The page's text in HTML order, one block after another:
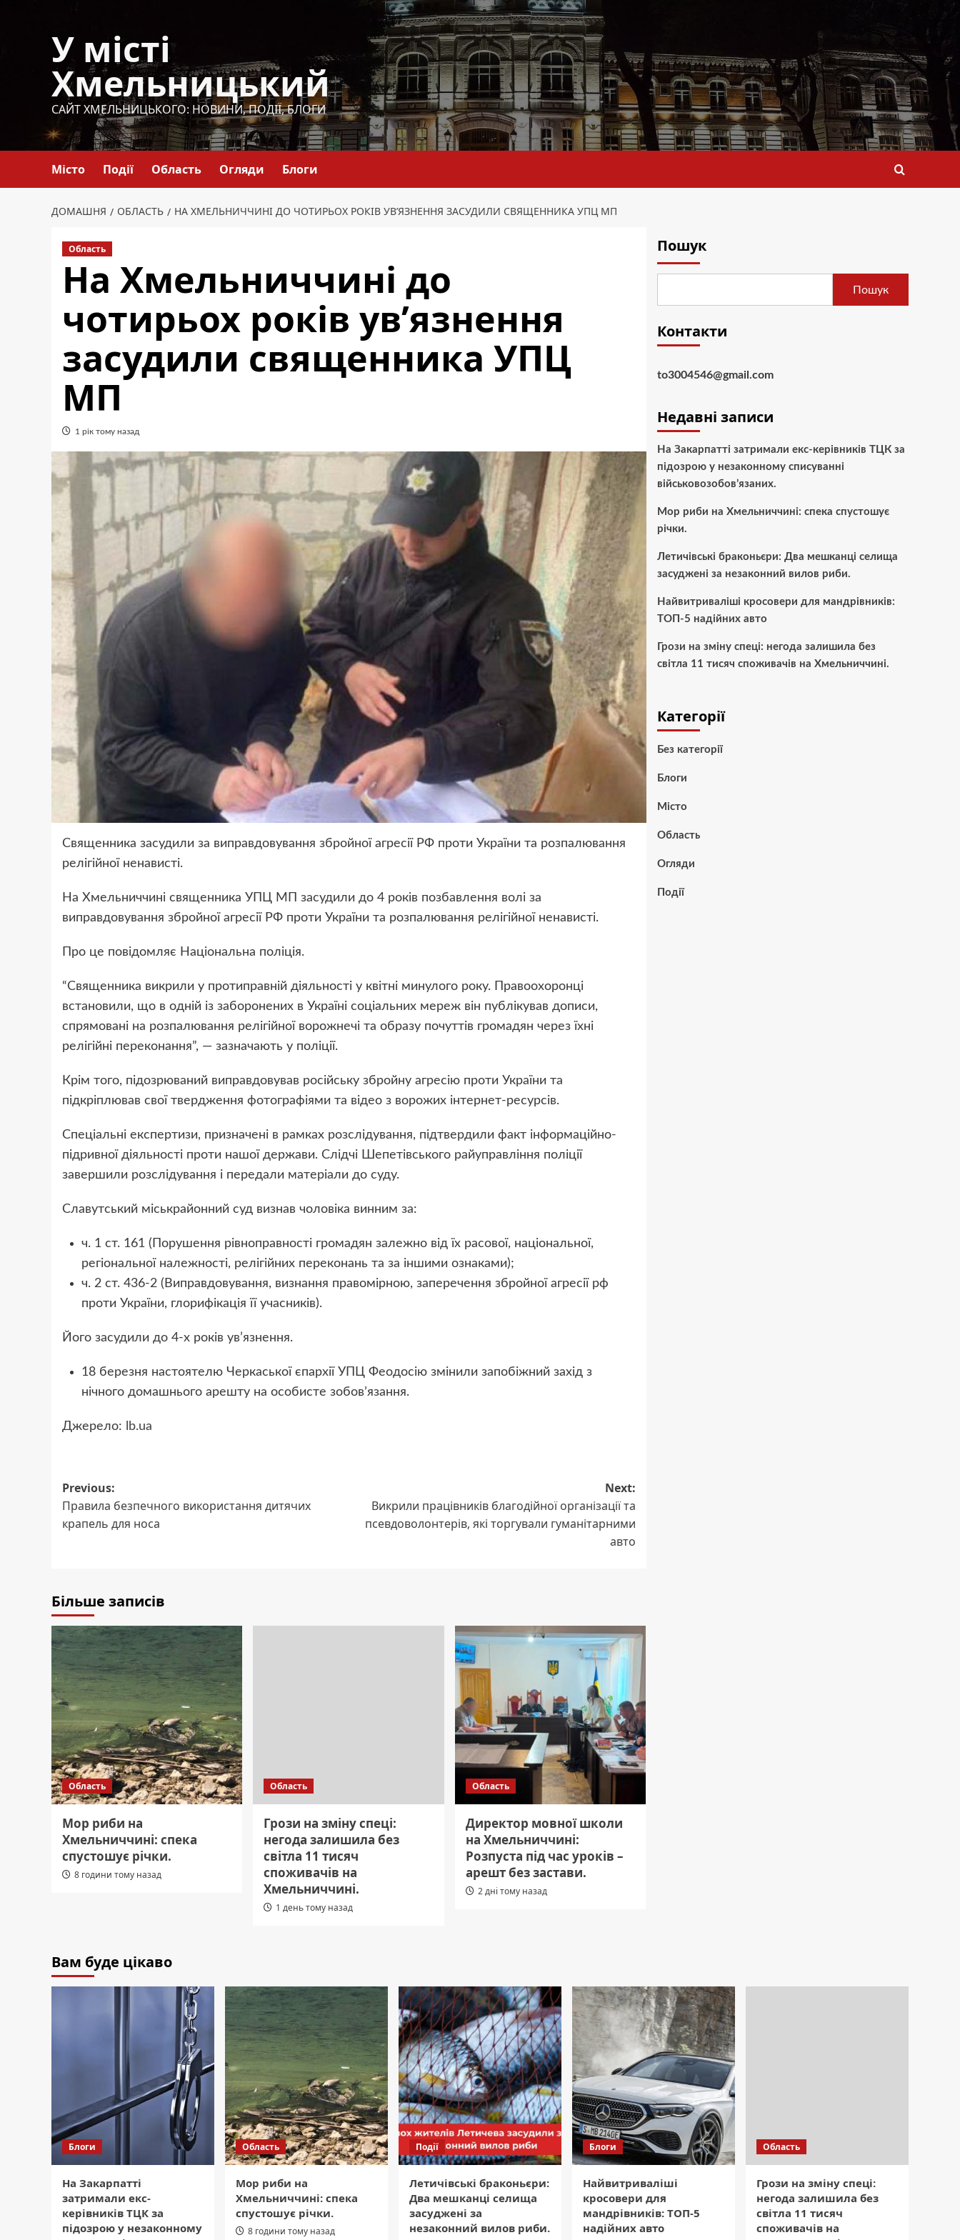
У місті
Хмельницький
САЙТ ХМЕЛЬНИЦЬКОГО: НОВИНИ, ПОДІЇ, БЛОГИ
Місто Події Область Огляди Блоги
ДОМАШНЯ ОБЛАСТЬ НА ХМЕЛЬНИЧЧИНІ ДО ЧОТИРЬОХ РОКІВ УВ’ЯЗНЕННЯ ЗАСУДИЛИ СВЯЩЕННИКА УПЦ МП
Область
На Хмельниччині до
чотирьох років ув’язнення
засудили священника УПЦ
МП
1 рік тому назад
Священника засудили за виправдовування збройної агресії РФ проти України та розпалювання
релігійної ненависті.
На Хмельниччині священника УПЦ МП засудили до 4 років позбавлення волі за
виправдовування збройної агресії РФ проти України та розпалювання релігійної ненависті.
Про це повідомляє Національна поліція.
“Священника викрили у протиправній діяльності у квітні минулого року. Правоохоронці
встановили, що в одній із заборонених в Україні соціальних мереж він публікував дописи,
спрямовані на розпалювання релігійної ворожнечі та образу почуттів громадян через їхні
релігійні переконання”, — зазначають у поліції.
Крім того, підозрюваний виправдовував російську збройну агресію проти України та
підкріплював свої твердження фотографіями та відео з ворожих інтернет-ресурсів.
Спеціальні експертизи, призначені в рамках розслідування, підтвердили факт інформаційно-
підривної діяльності проти нашої держави. Слідчі Шепетівського райуправління поліції
завершили розслідування і передали матеріали до суду.
Славутський міськрайонний суд визнав чоловіка винним за:
ч. 1 ст. 161 (Порушення рівноправності громадян залежно від їх расової, національної,
регіональної належності, релігійних переконань та за іншими ознаками);
ч. 2 ст. 436-2 (Виправдовування, визнання правомірною, заперечення збройної агресії рф
проти України, глорифікація її учасників).
Його засудили до 4-х років ув’язнення.
18 березня настоятелю Черкаської єпархії УПЦ Феодосію змінили запобіжний захід з
нічного домашнього арешту на особисте зобовʼязання.
Джерело: lb.ua
Post
navigation
Previous:
Правила безпечного використання дитячих
крапель для носа
Next:
Викрили працівників благодійної організації та
псевдоволонтерів, які торгували гуманітарними
авто
Більше записів
Область
Мор риби на
Хмельниччині: спека
спустошує річки.
8 години тому назад
Область
Грози на зміну спеці:
негода залишила без
світла 11 тисяч
споживачів на
Хмельниччині.
1 день тому назад
Область
Директор мовної школи
на Хмельниччині:
Розпуста під час уроків –
арешт без застави.
2 дні тому назад
Пошук
Пошук
Контакти
to3004546@gmail.com
Недавні записи
На Закарпатті затримали екс-керівників ТЦК за
підозрою у незаконному списуванні
військовозобов’язаних.
Мор риби на Хмельниччині: спека спустошує
річки.
Летичівські браконьєри: Два мешканці селища
засуджені за незаконний вилов риби.
Найвитриваліші кросовери для мандрівників:
ТОП-5 надійних авто
Грози на зміну спеці: негода залишила без
світла 11 тисяч споживачів на Хмельниччині.
Категорії
Без категорії
Блоги
Місто
Область
Огляди
Події
Вам буде цікаво
Блоги
На Закарпатті
затримали екс-
керівників ТЦК за
підозрою у незаконному
Область
Мор риби на
Хмельниччині: спека
спустошує річки.
8 години тому назад
Події
Летичівські браконьєри:
Два мешканці селища
засуджені за
незаконний вилов риби.
Блоги
Найвитриваліші
кросовери для
мандрівників: ТОП-5
надійних авто
Область
Грози на зміну спеці:
негода залишила без
світла 11 тисяч
споживачів на